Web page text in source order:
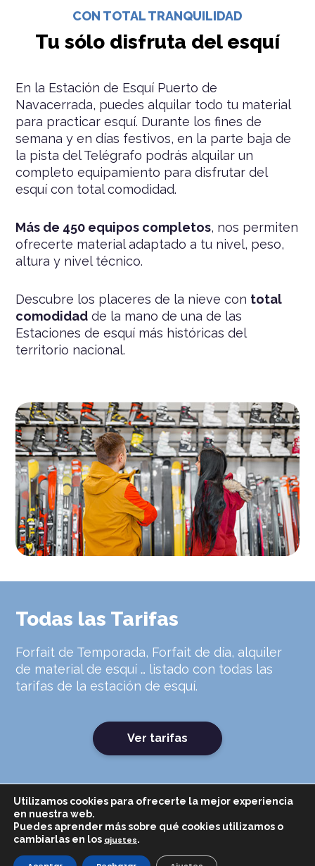
CON TOTAL TRANQUILIDAD
Tu sólo disfruta del esquí
En la Estación de Esquí Puerto de
Navacerrada, puedes alquilar todo tu material
para practicar esquí. Durante los fines de
semana y en días festivos, en la parte baja de
la pista del Telégrafo podrás alquilar un
completo equipamiento para disfrutar del
esquí con total comodidad.
Más de 450 equipos completos, nos permiten
ofrecerte material adaptado a tu nivel, peso,
altura y nivel técnico.
Descubre los placeres de la nieve con total
comodidad de la mano de una de las
Estaciones de esquí más históricas del
territorio nacional.
Todas las Tarifas
Forfait de Temporada, Forfait de día, alquiler
de material de esquí … listado con todas las
tarifas de la estación de esquí.
Ver tarifas
Utilizamos cookies para ofrecerte la mejor experiencia
en nuestra web.
Puedes aprender más sobre qué cookies utilizamos o
cambiarlas en los ajustes.